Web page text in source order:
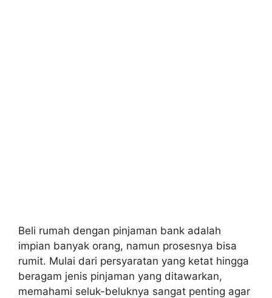
Beli rumah dengan pinjaman bank adalah
impian banyak orang, namun prosesnya bisa
rumit. Mulai dari persyaratan yang ketat hingga
beragam jenis pinjaman yang ditawarkan,
memahami seluk-beluknya sangat penting agar